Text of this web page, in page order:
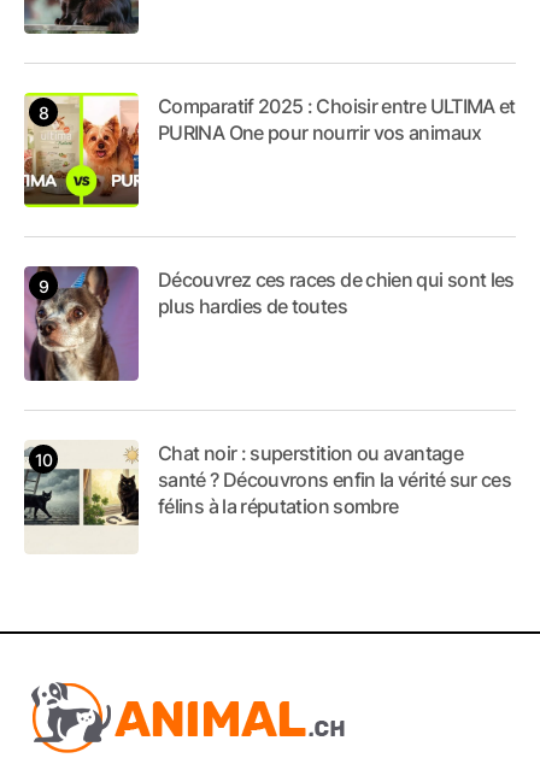
Comparatif 2025 : Choisir entre ULTIMA et
PURINA One pour nourrir vos animaux
Découvrez ces races de chien qui sont les
plus hardies de toutes
Chat noir : superstition ou avantage
santé ? Découvrons enfin la vérité sur ces
félins à la réputation sombre